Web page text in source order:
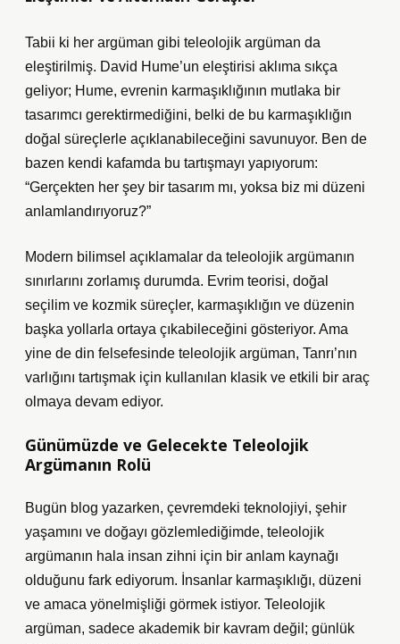
Tabii ki her argüman gibi teleolojik argüman da
eleştirilmiş. David Hume’un eleştirisi aklıma sıkça
geliyor; Hume, evrenin karmaşıklığının mutlaka bir
tasarımcı gerektirmediğini, belki de bu karmaşıklığın
doğal süreçlerle açıklanabileceğini savunuyor. Ben de
bazen kendi kafamda bu tartışmayı yapıyorum:
“Gerçekten her şey bir tasarım mı, yoksa biz mi düzeni
anlamlandırıyoruz?”
Modern bilimsel açıklamalar da teleolojik argümanın
sınırlarını zorlamış durumda. Evrim teorisi, doğal
seçilim ve kozmik süreçler, karmaşıklığın ve düzenin
başka yollarla ortaya çıkabileceğini gösteriyor. Ama
yine de din felsefesinde teleolojik argüman, Tanrı’nın
varlığını tartışmak için kullanılan klasik ve etkili bir araç
olmaya devam ediyor.
Günümüzde ve Gelecekte Teleolojik
Argümanın Rolü
Bugün blog yazarken, çevremdeki teknolojiyi, şehir
yaşamını ve doğayı gözlemlediğimde, teleolojik
argümanın hala insan zihni için bir anlam kaynağı
olduğunu fark ediyorum. İnsanlar karmaşıklığı, düzeni
ve amaca yönelmişliği görmek istiyor. Teleolojik
argüman, sadece akademik bir kavram değil; günlük